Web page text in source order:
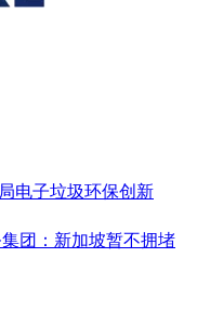
电子垃圾环保创新
团：新加坡暂不拥堵